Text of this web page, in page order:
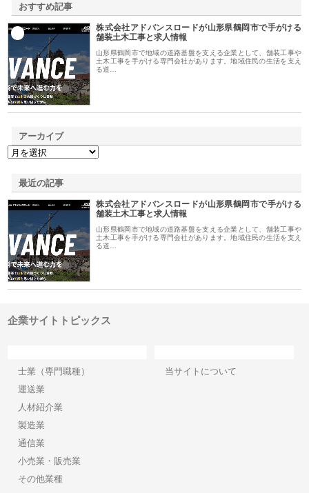
おすすめ記事
株式会社アドバンスロードが山形県鶴岡市で手がける
舗装土木工事と求人情報
山形県鶴岡市で地域の道路基盤を支える企業として、舗装工事や
土木工事を手がける専門会社があります。地域住民の生活を支え
る道…
アーカイブ
最近の記事
株式会社アドバンスロードが山形県鶴岡市で手がける
舗装土木工事と求人情報
山形県鶴岡市で地域の道路基盤を支える企業として、舗装工事や
土木工事を手がける専門会社があります。地域住民の生活を支え
る道…
企業サイトトピックス
士業（専門職種）
運送業
人材紹介業
製造業
通信業
小売業・販売業
その他業種
当サイトについて